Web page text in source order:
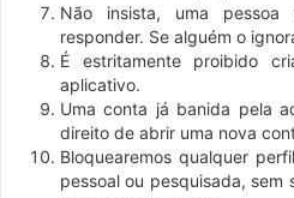
Não insista, uma
responder. Se alguém o
É estritamente proibido
aplicativo.
Uma conta já banida pela
direito de abrir uma nova
Bloquearemos qualquer
pessoal ou pesquisada, sem